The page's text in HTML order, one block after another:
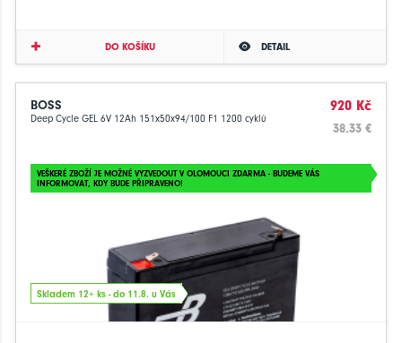
DO KOŠÍKU DETAIL
BOSS
Deep Cycle GEL 6V 12Ah 151x50x94/100 F1 1200 cyklů
920 Kč
38.33 €
VEŠKERÉ ZBOŽÍ JE MOŽNÉ VYZVEDOUT V OLOMOUCI ZDARMA - BUDEME VÁS
INFORMOVAT, KDY BUDE PŘIPRAVENO!
Skladem 12+ ks - do 11.8. u Vás